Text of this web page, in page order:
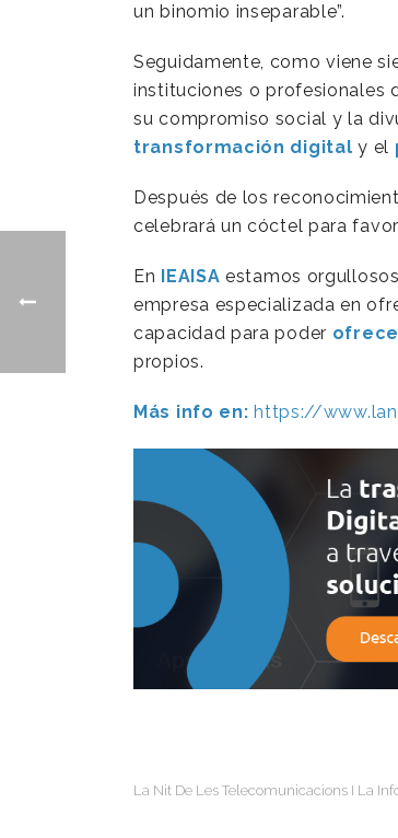
un binomio inseparable”.
Seguidamente, como viene
instituciones o profesionales
su compromiso social y la
transformación digital y el
Después de los
celebrará un cóctel para
En IEAISA estamos
empresa especializada en
capacidad para poder
propios.
Más info en: https://
La Nit De Les Telecomunicacions I La